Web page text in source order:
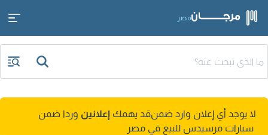
مصر
لا يوجد أي إعلان وارد ضمنقد يهمك إعلانين وردا ضمن
سيارات مرسيدس للبيع في مصر